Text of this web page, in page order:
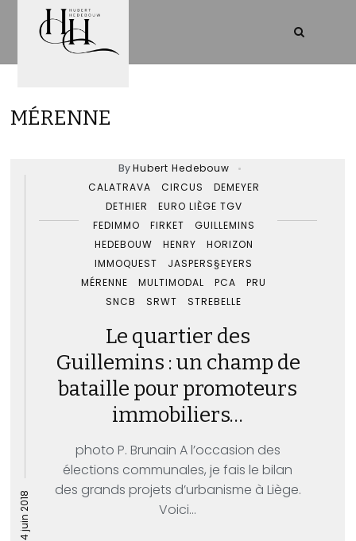
MÉRENNE
4 juin 2018
ByHubert Hedebouw
CALATRAVA
CIRCUS
DEMEYER
DETHIER
EURO LIÈGE TGV
FEDIMMO
FIRKET
GUILLEMINS
HEDEBOUW
HENRY
HORIZON
IMMOQUEST
JASPERS§EYERS
MÉRENNE
MULTIMODAL PCA
PRU
SNCB
SRWT STREBELLE
Le quartier des
Guillemins : un champ de
bataille pour promoteurs
immobiliers…
photo P. Brunain A l’occasion des
élections communales, je fais le bilan
des grands projets d’urbanisme à Liège.
Voici...